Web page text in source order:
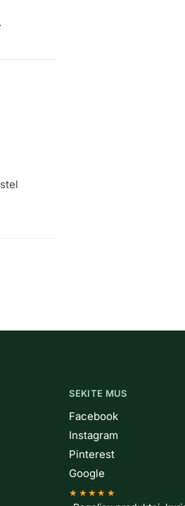
SEKITE MUS
Facebook
Instagram
Pinterest
Google
★★★★★